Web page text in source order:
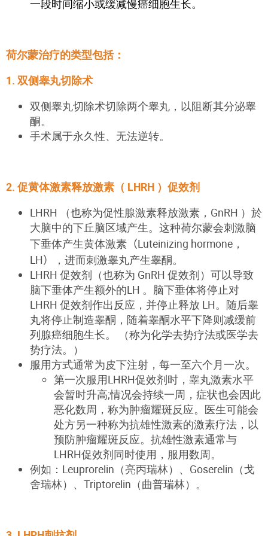
一段时间缩小或缓减慢癌细胞生长。
荷尔蒙治疗的类型包括：
1. 双侧睾丸切除术
双侧睾丸切除术切除两个睾丸，以阻断其分泌睾
酮。
手术属于永久性、无法逆转。
2. 促黄体激素释放激素（ LHRH ）促效剂
LHRH （也称为促性腺激素释放激素，GnRH ）於
大脑中的下丘脑区域产生。这种荷尔蒙会刺激脑
下垂体产生黄体激素 （Luteinizing hormone，
LH）
，进而刺激睾丸产生睾酮。
LHRH 促效剂（也称为 GnRH 促效剂）可以导致
脑下垂体产生额外的LH 。脑下垂体将停止对
LHRH 促效剂作出反应，并停止释放 LH。随后睾
丸将停止制造睾酮，随着睾酮水平下降则减缓前
列腺癌细胞生长。 （称为化学去势疗法或医学去
势疗法。）
服用方式通常为皮下注射，每一至六个月一次。
第一次服用LHRH促效剂时，睾丸激素水平
会暂时升高;情况会持续一周，症状也会因此
恶化数周，称为肿瘤耀斑反应。医生可能会
处方另一种称为抗雄性激素的激素疗法，以
预防肿瘤耀斑反应。抗雄性激素通常与
LHRH促效剂同时使用，服用数周。
例如：Leuprorelin（亮丙瑞林）、Goserelin（戈
舍瑞林）、Triptorelin（曲普瑞林）。